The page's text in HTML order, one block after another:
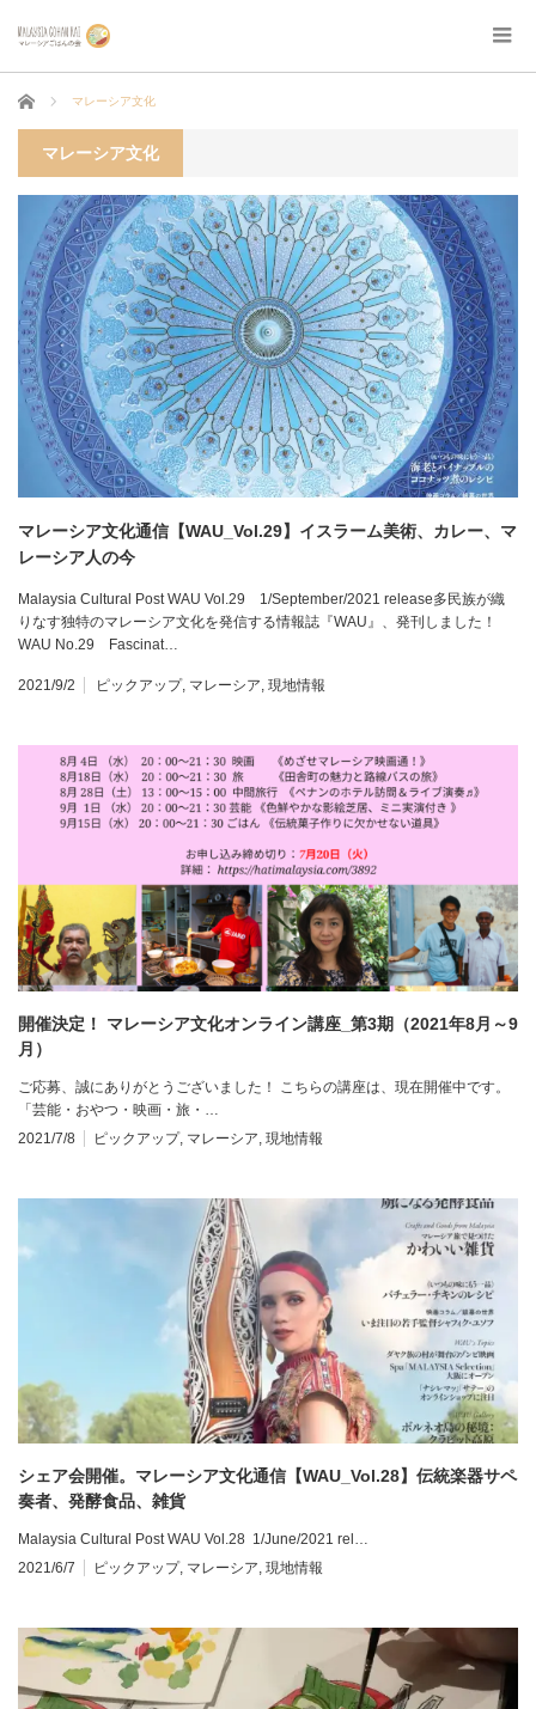
ホーム マレーシア文化
マレーシア文化
マレーシア文化通信【WAU_Vol.29】イスラーム美術、カレー、マ
レーシア人の今
Malaysia Cultural Post WAU Vol.29 1/September/2021 release多民族が織
りなす独特のマレーシア文化を発信する情報誌『WAU』、発刊しました！
WAU No.29 Fascinat…
2021/9/2 ピックアップ, マレーシア, 現地情報
開催決定！ マレーシア文化オンライン講座_第3期（2021年8月～9
月）
ご応募、誠にありがとうございました！ こちらの講座は、現在開催中です。
「芸能・おやつ・映画・旅・…
2021/7/8
ピックアップ, マレーシア 現地情報
シェア会開催。マレーシア文化通信【WAU_Vol.28】伝統楽器サペ
奏者、発酵食品、雑貨
Malaysia Cultural Post WAU Vol.28 1/June/2021 rel…
2021/6/7
ピックアップ, マレーシア 現地情報